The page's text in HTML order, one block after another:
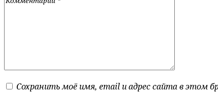
Сохранить моё имя, email и адрес сайта в этом